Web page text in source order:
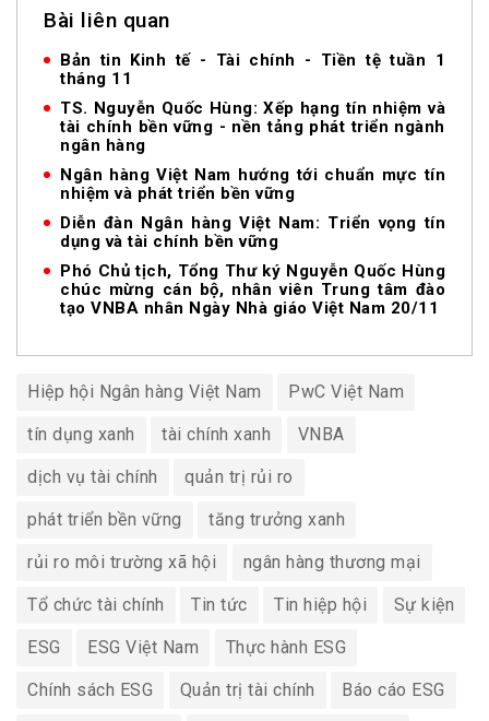
Bài liên quan
Bản tin Kinh tế - Tài chính - Tiền tệ tuần 1
tháng 11
TS. Nguyễn Quốc Hùng: Xếp hạng tín nhiệm và
tài chính bền vững - nền tảng phát triển ngành
ngân hàng
Ngân hàng Việt Nam hướng tới chuẩn mực tín
nhiệm và phát triển bền vững
Diễn đàn Ngân hàng Việt Nam: Triển vọng tín
dụng và tài chính bền vững
Phó Chủ tịch, Tổng Thư ký Nguyễn Quốc Hùng
chúc mừng cán bộ, nhân viên Trung tâm đào
tạo VNBA nhân Ngày Nhà giáo Việt Nam 20/11
Hiệp hội Ngân hàng Việt Nam PwC Việt Nam
tín dụng xanh tài chính xanh VNBA
dịch vụ tài chính quản trị rủi ro
phát triển bền vững tăng trưởng xanh
rủi ro môi trường xã hội ngân hàng thương mại
Tổ chức tài chính Tin tức Tin hiệp hội Sự kiện
ESG ESG Việt Nam Thực hành ESG
Chính sách ESG Quản trị tài chính Báo cáo ESG